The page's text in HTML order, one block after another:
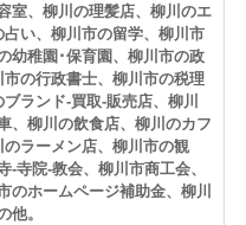
室、柳川の理髪店、柳川のエ
い、柳川市の留学、柳川市
幼稚園･保育園、柳川市の政
の行政書士、柳川市の税理
ランド-買取-販売店、柳川
、柳川の飲食店、柳川のカフ
ラーメン店、柳川市の観
寺院-教会、柳川市商工会、
のホームページ補助金、柳川
他。